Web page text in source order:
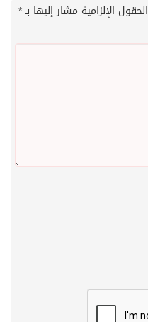
الحقول الإلزامية مشار إليها بـ*